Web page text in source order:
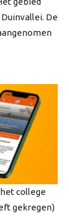
De
college
gekregen)